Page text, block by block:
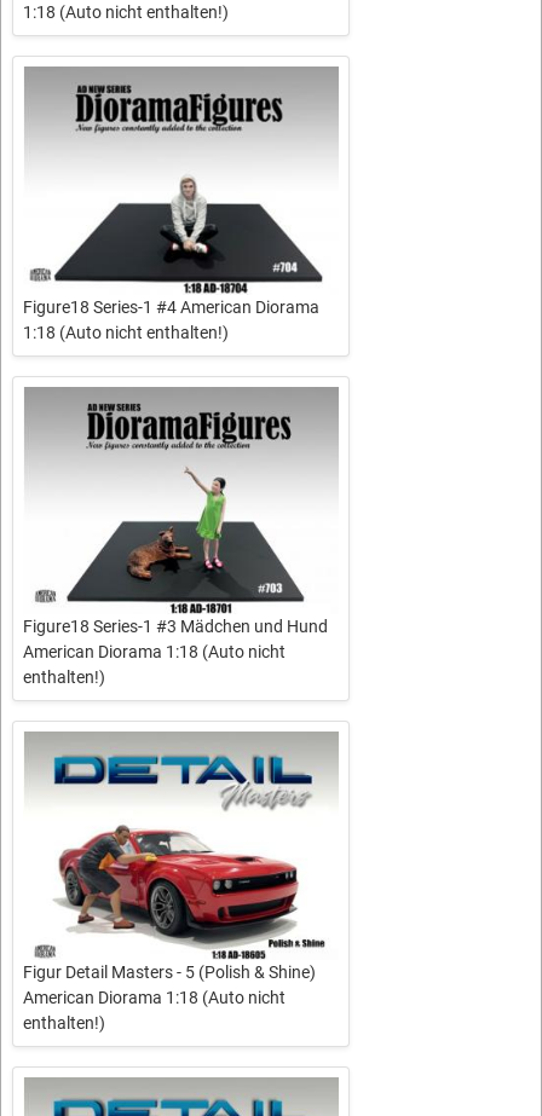
1:18 (Auto nicht enthalten!)
Figure18 Series-1 #4 American Diorama
1:18 (Auto nicht enthalten!)
Figure18 Series-1 #3 Mädchen und Hund
American Diorama 1:18 (Auto nicht
enthalten!)
Figur Detail Masters - 5 (Polish & Shine)
American Diorama 1:18 (Auto nicht
enthalten!)